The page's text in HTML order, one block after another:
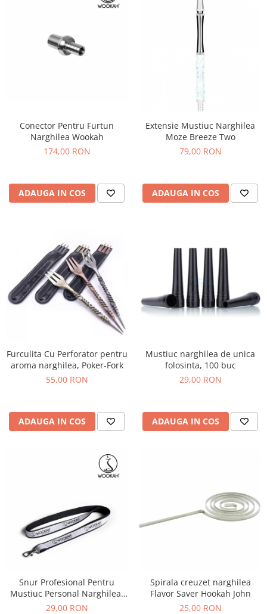
Conector Pentru Furtun
Narghilea Wookah
174,00 RON
ADAUGA IN COS
Extensie Mustiuc Narghilea
Moze Breeze Two
79,00 RON
ADAUGA IN COS
Furculita Cu Perforator pentru
aroma narghilea, Poker-Fork
55,00 RON
ADAUGA IN COS
Mustiuc narghilea de unica
folosinta, 100 buc
29,00 RON
ADAUGA IN COS
Snur Profesional Pentru
Mustiuc Personal Narghilea,
Wookah
29,00 RON
Spirala creuzet narghilea
Flavor Saver Hookah John
25,00 RON